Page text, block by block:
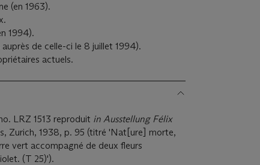
(en 1963).
1994).
de celle-ci le 8 juillet 1994).
actuels.
LRZ 1513 reproduit in Ausstellung Félix
Zurich, 1938, p. 95 (titré 'Nat[ure] morte,
vert accompagné de deux fleurs
(T 25)').